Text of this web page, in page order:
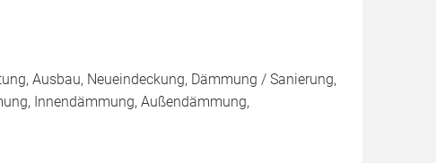
Ausbau, Neueindeckung, Dämmung / Sanierung,
Innendämmung, Außendämmung,